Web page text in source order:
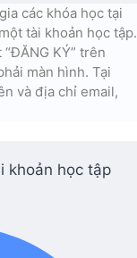
các khóa học tại
tài khoản học tập.
KÝ” trên
màn hình. Tại
và địa chỉ email,
khoản học tập